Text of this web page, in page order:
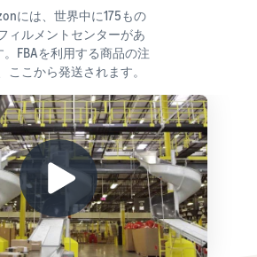
には、世界中に175もの
ィルメントセンターがあ
。FBAを利用する商品の注
ここから発送されます。